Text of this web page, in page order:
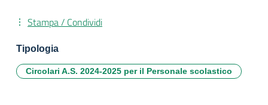
Stampa / Condividi
Tipologia
Circolari A.S. 2024-2025 per il Personale scolastico